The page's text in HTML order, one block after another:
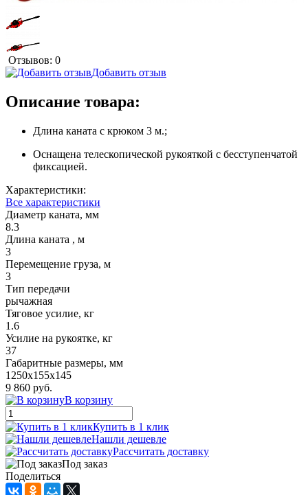
Отзывов: 0
Добавить отзыв
Описание товара:
Длина каната с крюком 3 м.;
Оснащена телескопической рукояткой с бесступенчатой
фиксацией.
Характеристики:
Все характеристики
Диаметр каната, мм
8.3
Длина каната , м
3
Перемещение груза, м
3
Тип передачи
рычажная
Тяговое усилие, кг
1.6
Усилие на рукоятке, кг
37
Габаритные размеры, мм
1250x155x145
9 860 руб.
В корзину
Купить в 1 клик
Нашли дешевле
Рассчитать доставку
Под заказ
Поделиться